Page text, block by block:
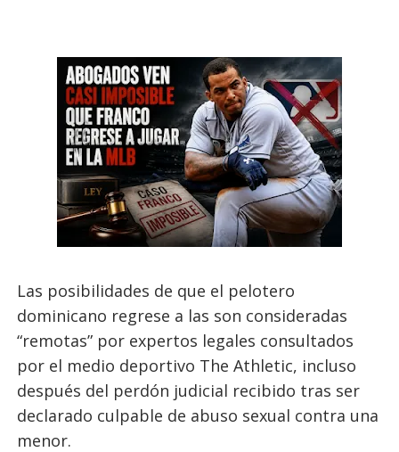
Las posibilidades de que el pelotero
dominicano regrese a las son consideradas
“remotas” por expertos legales consultados
por el medio deportivo The Athletic, incluso
después del perdón judicial recibido tras ser
declarado culpable de abuso sexual contra una
menor.